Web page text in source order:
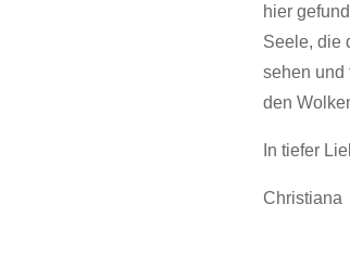
hier
Seele, die
sehen und
den
In tiefer
Christiana